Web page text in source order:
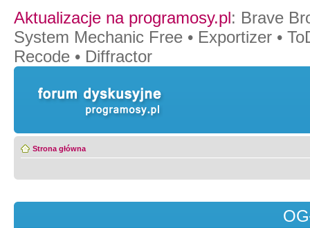
Aktualizacje na programosy.pl: Brave
System Mechanic Free • Exportizer •
Recode • Diffractor
Strona główna